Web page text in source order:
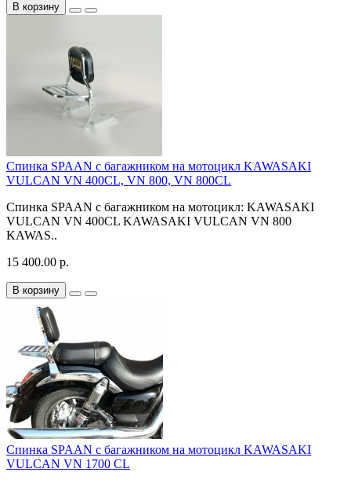
В корзину
Спинка SPAAN с багажником на мотоцикл KAWASAKI
VULCAN VN 400CL, VN 800, VN 800CL
Спинка SPAAN с багажником на мотоцикл: KAWASAKI
VULCAN VN 400CL KAWASAKI VULCAN VN 800
KAWAS..
15 400.00 р.
В корзину
Спинка SPAAN с багажником на мотоцикл KAWASAKI
VULCAN VN 1700 CL